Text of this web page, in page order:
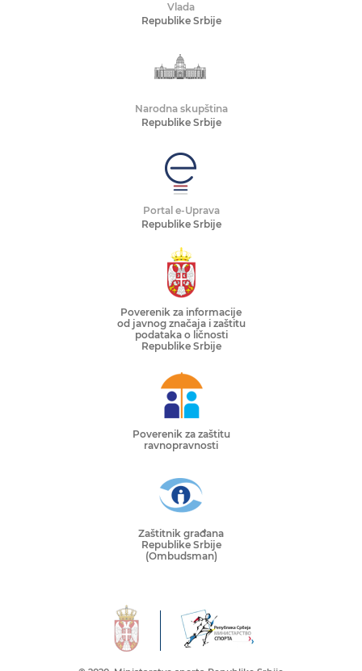
Vlada
Republike Srbije
Narodna skupština
Republike Srbije
Portal e-Uprava
Republike Srbije
Poverenik za informacije
od javnog značaja i zaštitu
podataka o ličnosti
Republike Srbije
Poverenik za zaštitu
ravnopravnosti
Zaštitnik građana
Republike Srbije
(Ombudsman)